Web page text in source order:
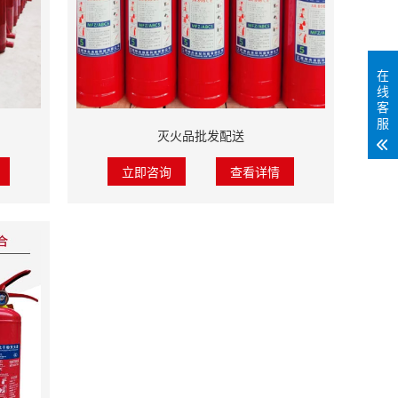
灭火品批发配送
立即咨询 查看详情
在
线
客
服